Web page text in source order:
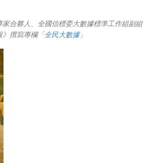
合夥人、全國信標委大數據標準工作組副組
》撰寫專欄「全民大數據」